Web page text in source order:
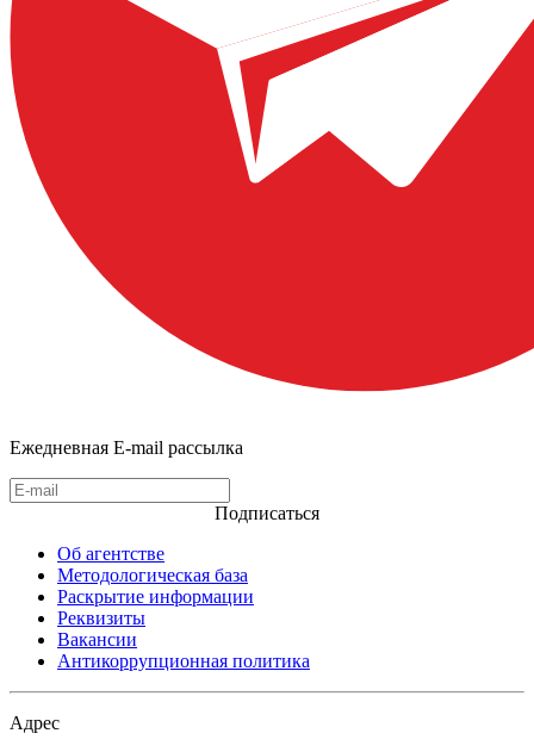
Ежедневная E-mail рассылка
Подписаться
Об агентстве
Методологическая база
Раскрытие информации
Реквизиты
Вакансии
Антикоррупционная политика
Адрес